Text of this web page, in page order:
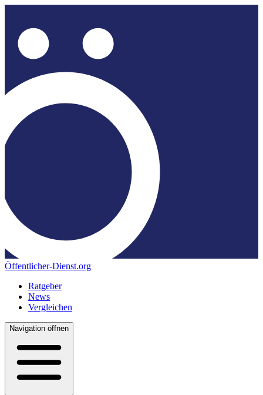
Öffentlicher-Dienst.org
Ratgeber
News
Vergleichen
Navigation öffnen